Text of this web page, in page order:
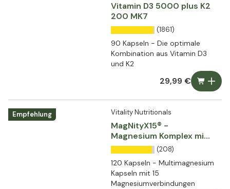
Vitamin D3 5000 plus K2
200 MK7
(1861)
90 Kapseln - Die optimale
Kombination aus Vitamin D3
und K2
29,99 €
Empfehlung Vitality Nutritionals
MagNityX15® -
Magnesium Komplex mit
15 Verbindungen
(208)
120 Kapseln - Multimagnesium
Kapseln mit 15
Magnesiumverbindungen